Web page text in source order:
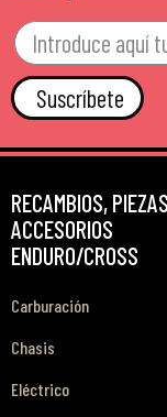
Suscríbete
RECAMBIOS,
ACCESORIOS
ENDURO/CROSS
Carburación
Chasis
Eléctrico